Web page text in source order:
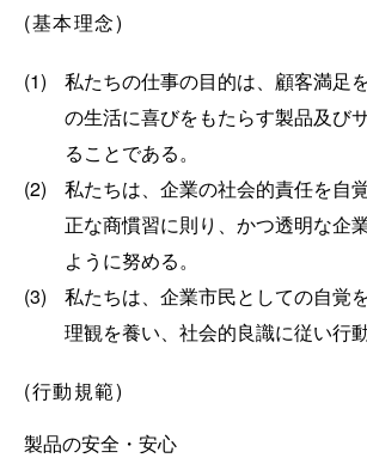
(基本理念)
(1)
私たちの仕事の目的は、顧客満足
の生活に喜びをもたらす製品及び
ることである。
(2)
私たちは、企業の社会的責任を自
正な商慣習に則り、かつ透明な企
ように努める。
(3)
私たちは、企業市民としての自覚
理観を養い、社会的良識に従い行動
(行動規範)
製品の安全・安心